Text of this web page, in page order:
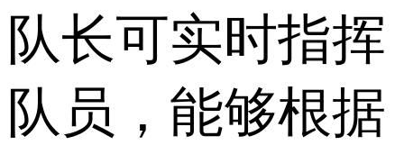
队长可实时指挥
队员，能够根据